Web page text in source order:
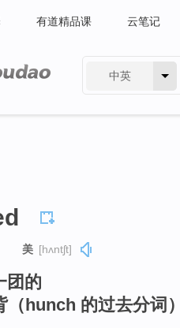
有道精品课 云笔记
中英
美 [hʌntʃt]
团的
（hunch 的过去分词